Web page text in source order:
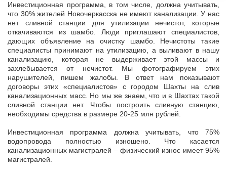
Инвестиционная программа, в том числе, должна учитывать,
что 30% жителей Новочеркасска не имеют канализации. У нас
нет сливной станции для утилизации нечистот, которые
откачиваются из шамбо. Люди приглашают специалистов,
дающих объявление на очистку шамбо. Нечистоты такие
специалисты принимают на утилизацию, а выливают в нашу
канализацию, которая не выдерживает этой массы и
захлебывается от нечистот. Мы фотографируем этих
нарушителей, пишем жалобы. В ответ нам показывают
договоры этих «специалистов» с городом Шахты на слив
канализационных масс. Но мы же знаем, что и в Шахтах такой
сливной станции нет. Чтобы построить сливную станцию,
необходимы средства в размере 20-25 млн рублей.
Инвестиционная программа должна учитывать, что 75%
водопровода полностью изношено. Что касается
канализационных магистралей – физический износ имеет 95%
магистралей.